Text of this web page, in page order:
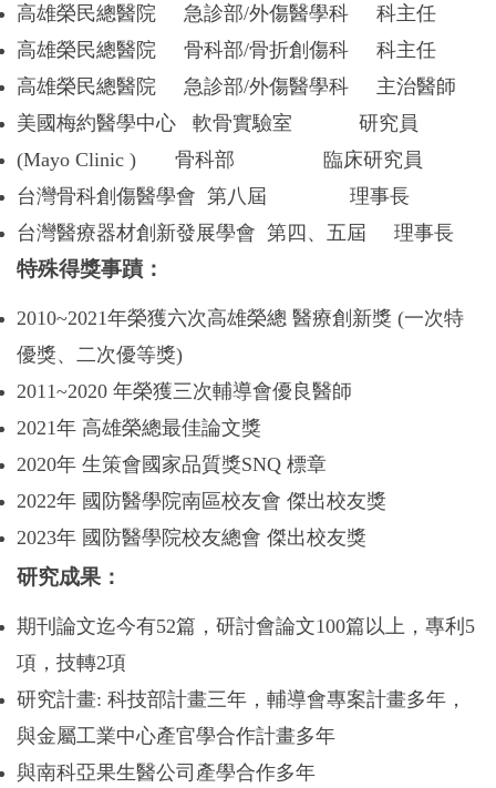
高雄榮民總醫院 急診部/外傷醫學科 科主任
高雄榮民總醫院 骨科部/骨折創傷科 科主任
高雄榮民總醫院 急診部/外傷醫學科 主治醫師
美國梅約醫學中心 軟骨實驗室 研究員
(Mayo Clinic )
骨科部 臨床研究員
台灣骨科創傷醫學會 第八屆 理事長
台灣醫療器材創新發展學會 第四、五屆 理事長
特殊得獎事蹟：
2010~2021年榮獲六次高雄榮總 醫療創新獎 (一次特
優獎、二次優等獎)
2011~2020 年榮獲三次輔導會優良醫師
2021年 高雄榮總最佳論文獎
2020年 生策會國家品質獎SNQ 標章
2022年 國防醫學院南區校友會 傑出校友獎
2023年 國防醫學院校友總會 傑出校友獎
研究成果：
期刊論文迄今有52篇，研討會論文100篇以上，專利 5
項，技轉2項
研究計畫: 科技部計畫三年，輔導會專案計畫多年，
與金屬工業中心產官學合作計畫多年
與南科亞果生醫公司產學合作多年